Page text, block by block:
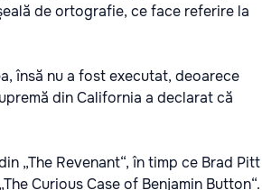
de ortografie, ce face referire la
însă nu a fost executat, deoarece
din California a declarat că
„The Revenant“, în timp ce Brad Pitt
Curious Case of Benjamin Button“.